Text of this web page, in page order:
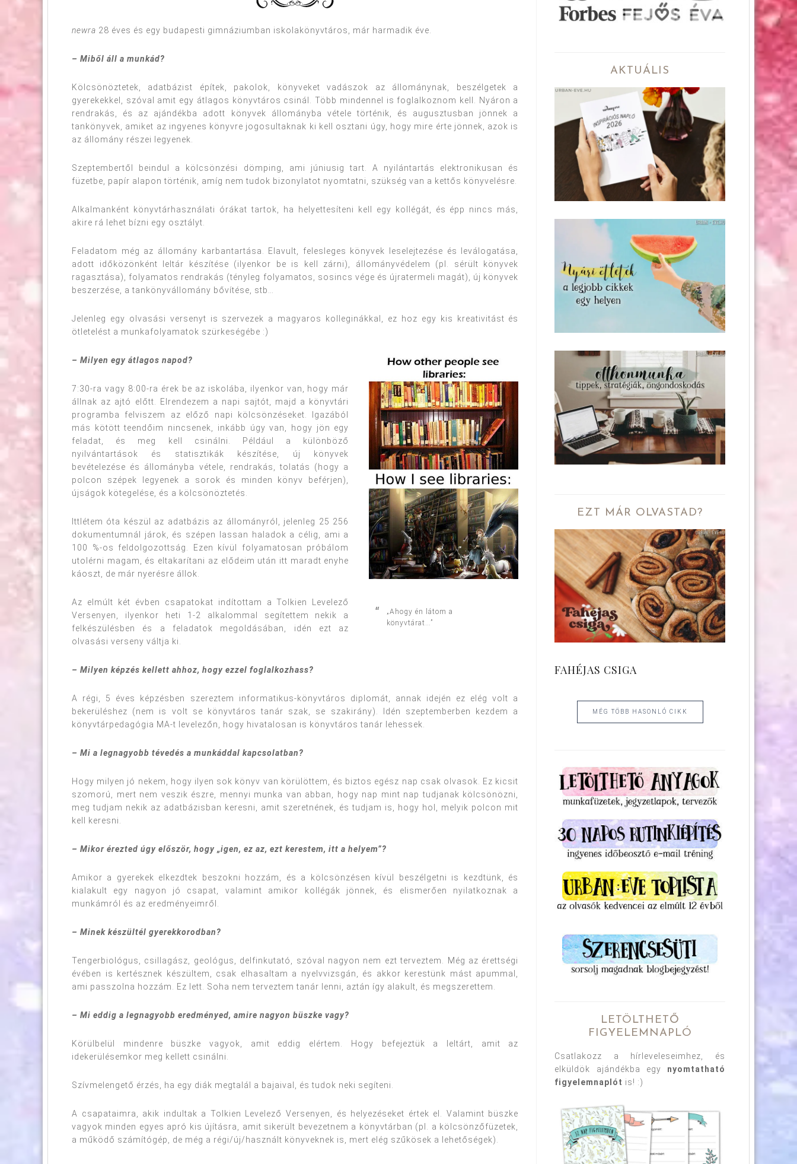
newra 28 éves és egy budapesti gimnáziumban iskolakönyvtáros, már harmadik éve.
– Miből áll a munkád?
Kölcsönöztetek, adatbázist építek, pakolok, könyveket vadászok az állománynak, beszélgetek a
gyerekekkel, szóval amit egy átlagos könyvtáros csinál. Több mindennel is foglalkoznom kell. Nyáron a
rendrakás, és az ajándékba adott könyvek állományba vétele történik, és augusztusban jönnek a
tankönyvek, amiket az ingyenes könyvre jogosultaknak ki kell osztani úgy, hogy mire érte jönnek, azok is
az állomány részei legyenek.
Szeptembertől beindul a kölcsönzési dömping, ami júniusig tart. A nyilántartás elektronikusan és
füzetbe, papír alapon történik, amíg nem tudok bizonylatot nyomtatni, szükség van a kettős könyvelésre.
Alkalmanként könyvtárhasználati órákat tartok, ha helyettesíteni kell egy kollégát, és épp nincs más,
akire rá lehet bízni egy osztályt.
Feladatom még az állomány karbantartása. Elavult, felesleges könyvek leselejtezése és leválogatása,
adott időközönként leltár készítése (ilyenkor be is kell zárni), állományvédelem (pl. sérült könyvek
ragasztása), folyamatos rendrakás (tényleg folyamatos, sosincs vége és újratermeli magát), új könyvek
beszerzése, a tankönyvállomány bővítése, stb…
Jelenleg egy olvasási versenyt is szervezek a magyaros kolleginákkal, ez hoz egy kis kreativitást és
ötletelést a munkafolyamatok szürkeségébe :)
„Ahogy én látom a
könyvtárat…”
– Milyen egy átlagos napod?
7:30-ra vagy 8:00-ra érek be az iskolába, ilyenkor van, hogy már
állnak az ajtó előtt. Elrendezem a napi sajtót, majd a könyvtári
programba felviszem az előző napi kölcsönzéseket. Igazából
más kötött teendőim nincsenek, inkább úgy van, hogy jön egy
feladat, és meg kell csinálni. Például a különböző
nyilvántartások és statisztikák készítése, új könyvek
bevételezése és állományba vétele, rendrakás, tolatás (hogy a
polcon szépek legyenek a sorok és minden könyv beférjen),
újságok kötegelése, és a kölcsönöztetés.
Ittlétem óta készül az adatbázis az állományról, jelenleg 25 256
dokumentumnál járok, és szépen lassan haladok a célig, ami a
100 %-os feldolgozottság. Ezen kívül folyamatosan próbálom
utolérni magam, és eltakarítani az elődeim után itt maradt enyhe
káoszt, de már nyerésre állok.
Az elmúlt két évben csapatokat indítottam a Tolkien Levelező
Versenyen, ilyenkor heti 1-2 alkalommal segítettem nekik a
felkészülésben és a feladatok megoldásában, idén ezt az
olvasási verseny váltja ki.
– Milyen képzés kellett ahhoz, hogy ezzel foglalkozhass?
A régi, 5 éves képzésben szereztem informatikus-könyvtáros diplomát, annak idején ez elég volt a
bekerüléshez (nem is volt se könyvtáros tanár szak, se szakirány). Idén szeptemberben kezdem a
könyvtárpedagógia MA-t levelezőn, hogy hivatalosan is könyvtáros tanár lehessek.
– Mi a legnagyobb tévedés a munkáddal kapcsolatban?
Hogy milyen jó nekem, hogy ilyen sok könyv van körülöttem, és biztos egész nap csak olvasok. Ez kicsit
szomorú, mert nem veszik észre, mennyi munka van abban, hogy nap mint nap tudjanak kölcsönözni,
meg tudjam nekik az adatbázisban keresni, amit szeretnének, és tudjam is, hogy hol, melyik polcon mit
kell keresni.
– Mikor érezted úgy először, hogy „igen, ez az, ezt kerestem, itt a helyem”?
Amikor a gyerekek elkezdtek beszokni hozzám, és a kölcsönzésen kívül beszélgetni is kezdtünk, és
kialakult egy nagyon jó csapat, valamint amikor kollégák jönnek, és elismerően nyilatkoznak a
munkámról és az eredményeimről.
– Minek készültél gyerekkorodban?
Tengerbiológus, csillagász, geológus, delfinkutató, szóval nagyon nem ezt terveztem. Még az érettségi
évében is kertésznek készültem, csak elhasaltam a nyelvvizsgán, és akkor kerestünk mást apummal,
ami passzolna hozzám. Ez lett. Soha nem terveztem tanár lenni, aztán így alakult, és megszerettem.
– Mi eddig a legnagyobb eredményed, amire nagyon büszke vagy?
Körülbelül mindenre büszke vagyok, amit eddig elértem. Hogy befejeztük a leltárt, amit az
idekerülésemkor meg kellett csinálni.
Szívmelengető érzés, ha egy diák megtalál a bajaival, és tudok neki segíteni.
A csapataimra, akik indultak a Tolkien Levelező Versenyen, és helyezéseket értek el. Valamint büszke
vagyok minden egyes apró kis újításra, amit sikerült bevezetnem a könyvtárban (pl. a kölcsönzőfüzetek,
a működő számítógép, de még a régi/új/használt könyveknek is, mert elég szűkösek a lehetőségek).
AKTUÁLIS
EZT MÁR OLVASTAD?
FAHÉJAS CSIGA
MÉG TÖBB HASONLÓ CIKK
LETÖLTHETŐ
FIGYELEMNAPLÓ
Csatlakozz a hírleveleseimhez, és
elküldök ajándékba egy nyomtatható
figyelemnaplót is! :)